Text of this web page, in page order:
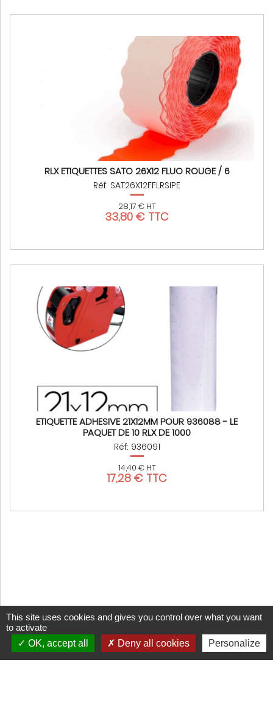
RLX ETIQUETTES SATO 26X12 FLUO ROUGE / 6
Réf: SAT26X12FFLRSIPE
28,17 € HT
33,80 € TTC
ETIQUETTE ADHESIVE 21X12MM POUR 936088 - LE
PAQUET DE 10 RLX DE 1000
Réf: 936091
14,40 € HT
17,28 € TTC
This site uses cookies and gives you control over what you want
to activate
OK, accept all
Deny all cookies Personalize